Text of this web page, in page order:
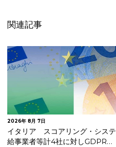
関連記事
2026年 7月 30日
オランダデータ保護局 生成AI
GDPRガイドラインを公表